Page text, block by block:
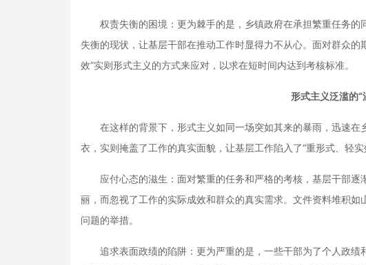
权责失衡的困境：更为棘手的是，乡镇政府在承担繁重任务的
失衡的现状，让基层干部在推动工作时显得力不从心。面对群众
效”实则形式主义的方式来应对，以求在短时间内达到考核标准。
形式主义泛滥的“
在这样的背景下，形式主义如同一场突如其来的暴雨，迅速在
衣，实则掩盖了工作的真实面貌，让基层工作陷入了“重形式、轻实
应付心态的滋生：面对繁重的任务和严格的考核，基层干部逐
丽，而忽视了工作的实际成效和群众的真实需求。文件资料堆积
问题的举措。
追求表面政绩的陷阱：更为严重的是，一些干部为了个人政绩